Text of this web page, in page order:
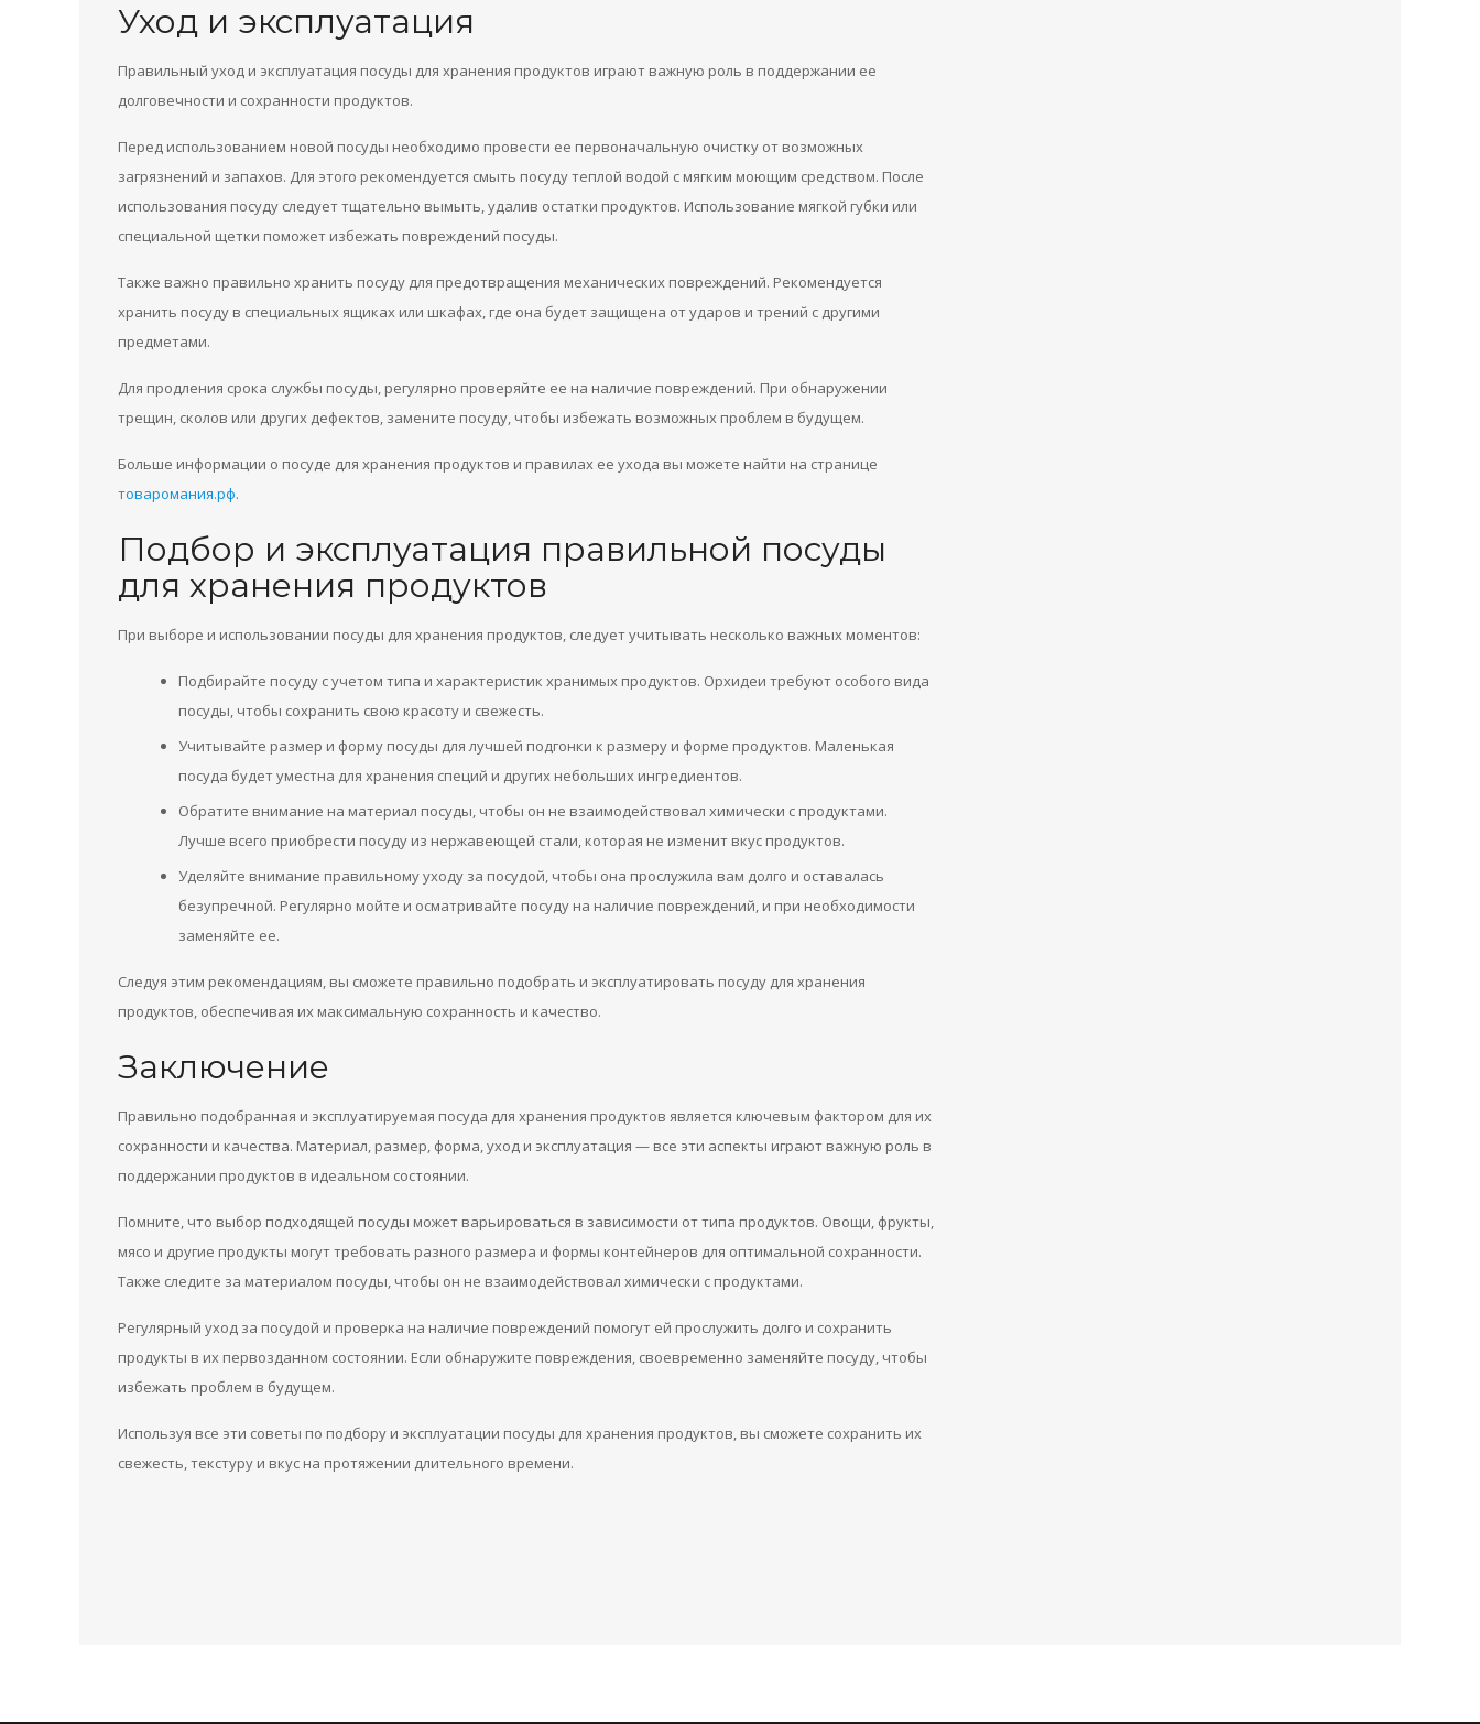
Уход и эксплуатация
Правильный уход и эксплуатация посуды для хранения продуктов играют важную роль в поддержании ее
долговечности и сохранности продуктов.
Перед использованием новой посуды необходимо провести ее первоначальную очистку от возможных
загрязнений и запахов. Для этого рекомендуется смыть посуду теплой водой с мягким моющим средством. После
использования посуду следует тщательно вымыть, удалив остатки продуктов. Использование мягкой губки или
специальной щетки поможет избежать повреждений посуды.
Также важно правильно хранить посуду для предотвращения механических повреждений. Рекомендуется
хранить посуду в специальных ящиках или шкафах, где она будет защищена от ударов и трений с другими
предметами.
Для продления срока службы посуды, регулярно проверяйте ее на наличие повреждений. При обнаружении
трещин, сколов или других дефектов, замените посуду, чтобы избежать возможных проблем в будущем.
Больше информации о посуде для хранения продуктов и правилах ее ухода вы можете найти на странице
товаромания.рф.
Подбор и эксплуатация правильной посуды
для хранения продуктов
При выборе и использовании посуды для хранения продуктов, следует учитывать несколько важных моментов:
Подбирайте посуду с учетом типа и характеристик хранимых продуктов. Орхидеи требуют особого вида
посуды, чтобы сохранить свою красоту и свежесть.
Учитывайте размер и форму посуды для лучшей подгонки к размеру и форме продуктов. Маленькая
посуда будет уместна для хранения специй и других небольших ингредиентов.
Обратите внимание на материал посуды, чтобы он не взаимодействовал химически с продуктами.
Лучше всего приобрести посуду из нержавеющей стали, которая не изменит вкус продуктов.
Уделяйте внимание правильному уходу за посудой, чтобы она прослужила вам долго и оставалась
безупречной. Регулярно мойте и осматривайте посуду на наличие повреждений, и при необходимости
заменяйте ее.
Следуя этим рекомендациям, вы сможете правильно подобрать и эксплуатировать посуду для хранения
продуктов, обеспечивая их максимальную сохранность и качество.
Заключение
Правильно подобранная и эксплуатируемая посуда для хранения продуктов является ключевым фактором для их
сохранности и качества. Материал, размер, форма, уход и эксплуатация — все эти аспекты играют важную роль в
поддержании продуктов в идеальном состоянии.
Помните, что выбор подходящей посуды может варьироваться в зависимости от типа продуктов. Овощи, фрукты,
мясо и другие продукты могут требовать разного размера и формы контейнеров для оптимальной сохранности.
Также следите за материалом посуды, чтобы он не взаимодействовал химически с продуктами.
Регулярный уход за посудой и проверка на наличие повреждений помогут ей прослужить долго и сохранить
продукты в их первозданном состоянии. Если обнаружите повреждения, своевременно заменяйте посуду, чтобы
избежать проблем в будущем.
Используя все эти советы по подбору и эксплуатации посуды для хранения продуктов, вы сможете сохранить их
свежесть, текстуру и вкус на протяжении длительного времени.